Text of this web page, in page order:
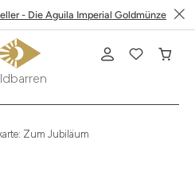
- Die Aguila Imperial Goldmünze
Zum Jubiläum